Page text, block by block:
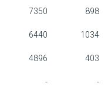
7350 898
6440 1034
4896 403
- -